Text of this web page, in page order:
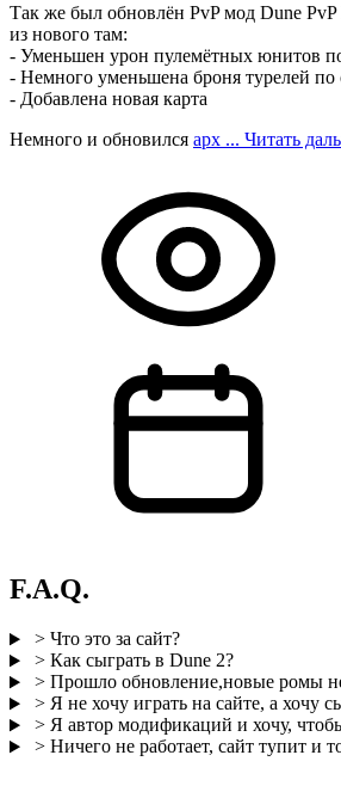
Так же был обновлён PvP мод Dune
из нового там:
- Уменьшен урон пулемётных юнитов
- Немного уменьшена броня турелей
- Добавлена новая карта
Немного и обновился арх ... Читать
F.A.Q.
> Что это за сайт?
> Как сыграть в Dune 2?
> Прошло обновление,новые ромы
> Я не хочу играть на сайте, а хочу
> Я автор модификаций и хочу,
> Ничего не работает, сайт тупит и